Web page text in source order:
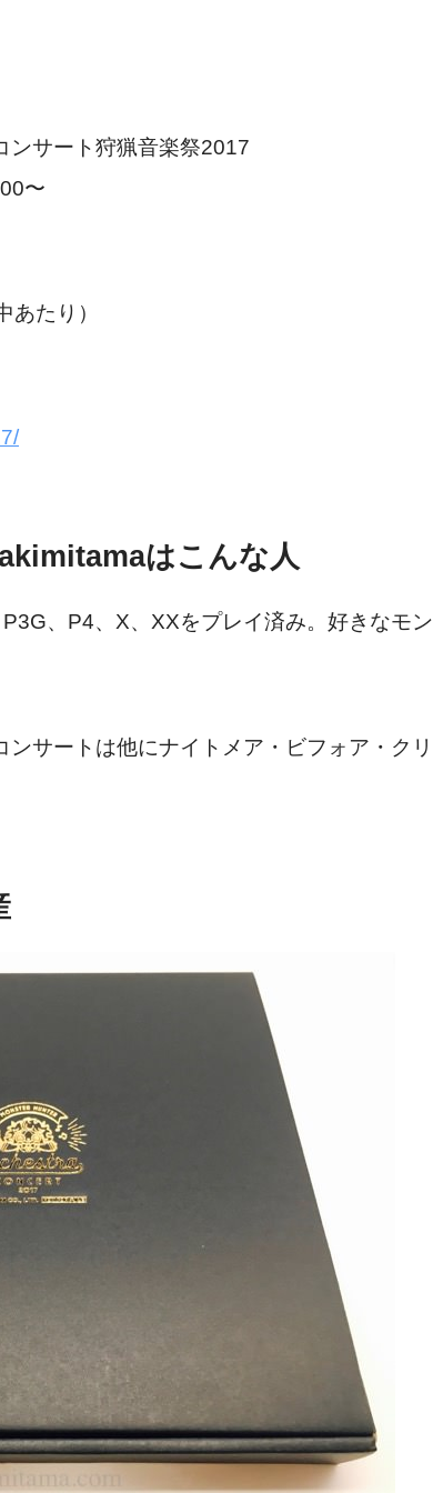
ンサート狩猟音楽祭2017
〜
たり）
はこんな人
、P4、X、XXをプレイ済み。好きなモン
サートは他にナイトメア・ビフォア・クリ